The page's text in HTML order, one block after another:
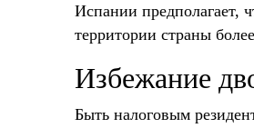
Испании предполагает,
территории страны
Избежание
Быть налоговым